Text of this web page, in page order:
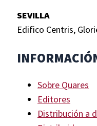
SEVILLA
Edifico Centris,
Sobre Quares
Editores
Distribución a